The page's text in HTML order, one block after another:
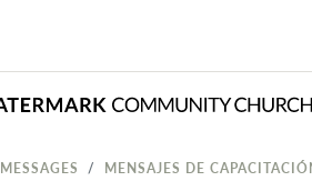
MESSAGES MENSAJES DE